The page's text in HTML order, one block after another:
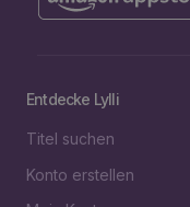
Entdecke Lylli
Titel suchen
Konto erstellen